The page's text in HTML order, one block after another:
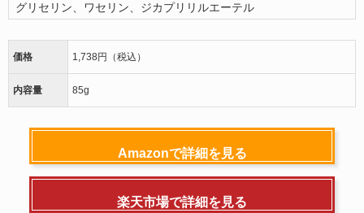
グリセリン、ワセリン、ジカプリリルエーテル
価格 1,738円（税込）
内容量 85g
Amazonで詳細を見る
楽天市場で詳細を見る